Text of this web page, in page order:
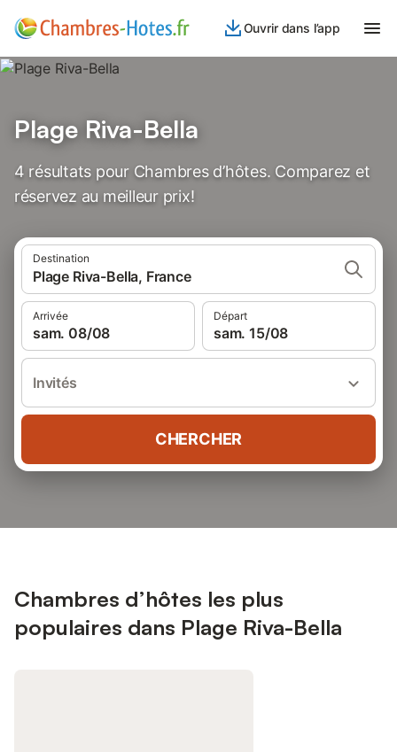
Ouvrir dans l’app
Plage Riva-Bella
4 résultats pour Chambres d’hôtes. Comparez et
réservez au meilleur prix!
Destination
Plage Riva-Bella, France
Arrivée
sam. 08/08
Départ
sam. 15/08
Invités
CHERCHER
Chambres d’hôtes les plus
populaires dans Plage Riva-Bella